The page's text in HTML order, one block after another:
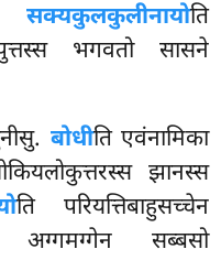
सक्यकुलकुलीनायोति
भगवतो सासने
बोधीति एवंनामिका
झानस्स
ति परियत्तिबाहुसच्चेन
अग्गमग्गेन सब्बसो